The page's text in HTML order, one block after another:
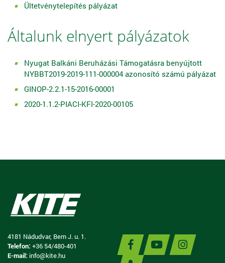
Ültetvénytelepítés pályázat
Általunk elnyert pályázatok
Nyugat Balkáni Beruházási Támogatásra benyújtott
NYBBT2019-2019-111-000004 azonosító számú pályázat
GINOP-2.2.1-15-2016-00001
2020-1.1.2-PIACI-KFI-2020-00105
4181 Nádudvar, Bem J. u. 1.
Telefon: +36 54/480-401
E-mail: info@kite.hu